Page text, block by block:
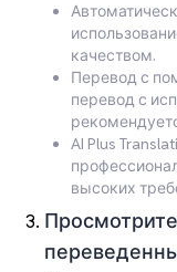
качеством.
Перевод с
перевод с
AI Plus
высоких